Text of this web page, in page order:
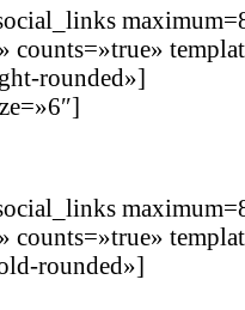
counts=»true»
rounded»]
counts=»true»
rounded»]